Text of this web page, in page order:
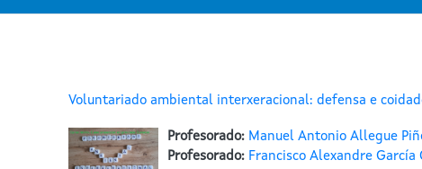
Voluntariado ambiental interxeracional: defensa e
Profesorado: Manuel Antonio Allegue
Profesorado: Francisco Alexandre García